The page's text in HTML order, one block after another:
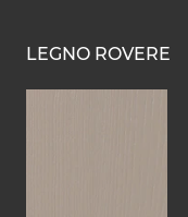
LEGNO ROVERE